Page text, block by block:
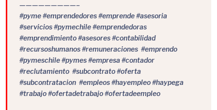
—————————–
#pyme #emprendedores #emprende #asesoria
#servicios #pymechile #emprendedoras
#emprendimiento #asesores #contabilidad
#recursoshumanos #remuneraciones #emprendo
#pymeschile #pymes #empresa #contador
#reclutamiento #subcontrato #oferta
#subcontratacion #empleos #hayempleo #haypega
#trabajo #ofertadetrabajo #ofertadeempleo